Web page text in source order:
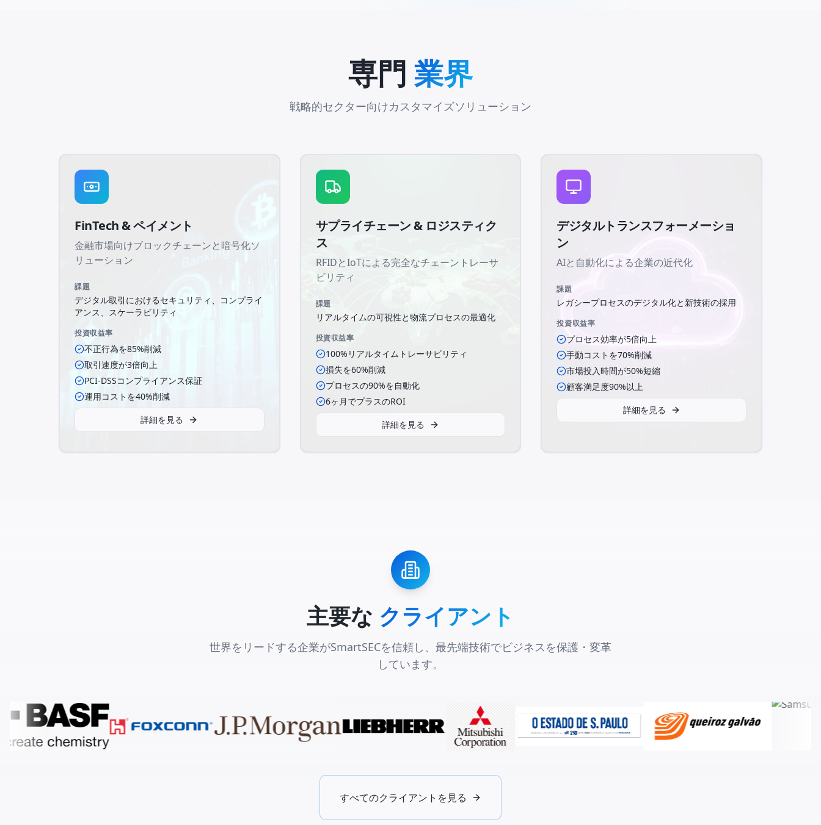
専門 業界
戦略的セクター向けカスタマイズソリューション
FinTech & ペイメント
金融市場向けブロックチェーンと暗号化ソ
リューション
課題
デジタル取引におけるセキュリティ、コンプライ
アンス、スケーラビリティ
投資収益率
不正行為を85%削減
取引速度が3倍向上
PCI-DSSコンプライアンス保証
運用コストを40%削減
詳細を見る
サプライチェーン & ロジスティク
ス
RFIDとIoTによる完全なチェーントレーサ
ビリティ
課題
リアルタイムの可視性と物流プロセスの最適化
投資収益率
100%リアルタイムトレーサビリティ
損失を60%削減
プロセスの90%を自動化
6ヶ月でプラスのROI
詳細を見る
デジタルトランスフォーメーショ
ン
AIと自動化による企業の近代化
課題
レガシープロセスのデジタル化と新技術の採用
投資収益率
プロセス効率が5倍向上
手動コストを70%削減
市場投入時間が50%短縮
顧客満足度90%以上
詳細を見る
主要な クライアント
世界をリードする企業がSmartSECを信頼し、最先端技術でビジネスを保護・変革
しています。
すべてのクライアントを見る